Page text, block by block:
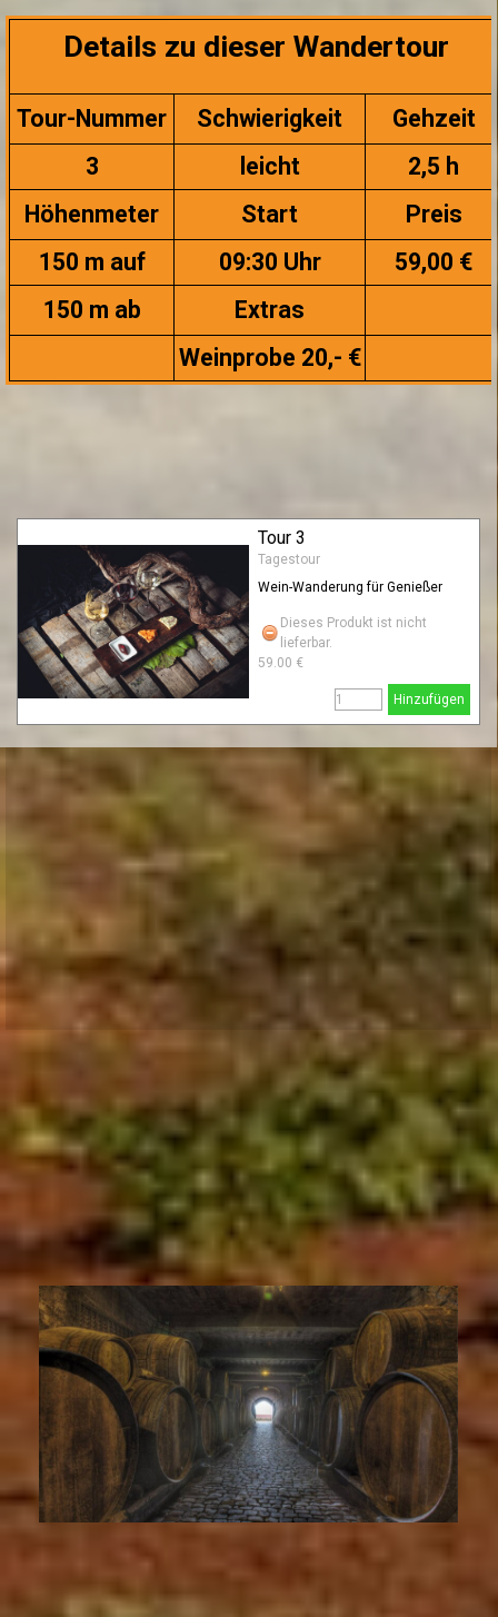
31 1 2 3 4 5 6
Details zu dieser Wandertour
Tour-Nummer Schwierigkeit
Gehzeit
3
leicht
2,5 h
Höhenmeter
Start
Preis
150 m auf
09:30 Uhr
59,00 €
150 m ab
Extras
Weinprobe 20,- €
Tour 3
Tagestour
Wein-Wanderung für Genießer
Dieses Produkt ist nicht
lieferbar.
59.00 €
Hinzufügen